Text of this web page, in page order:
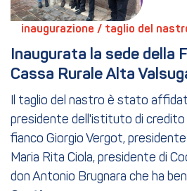
inaugurazione / taglio del
Inaugurata la sede della
Cassa Rurale Alta
Il taglio del nastro è stato
presidente dell'istituto di credito
fianco Giorgio Vergot,
Maria Rita Ciola, presidente di
don Antonio Brugnara che ha